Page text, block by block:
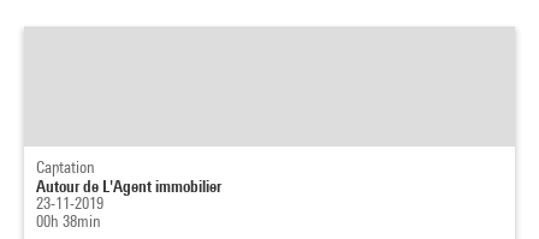
Captation
Autour de L'Agent immobilier
23-11-2019
00h 38min